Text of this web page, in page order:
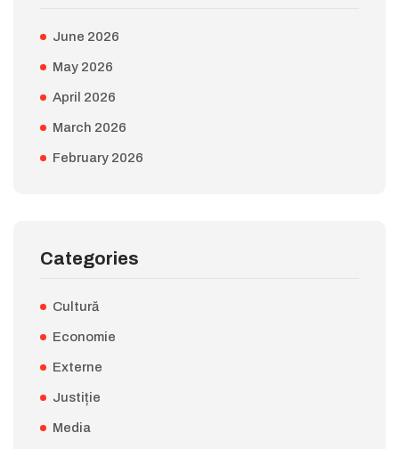
June 2026
May 2026
April 2026
March 2026
February 2026
Categories
Cultură
Economie
Externe
Justiție
Media